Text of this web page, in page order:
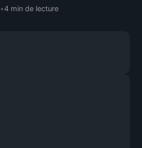
•4 min de lecture